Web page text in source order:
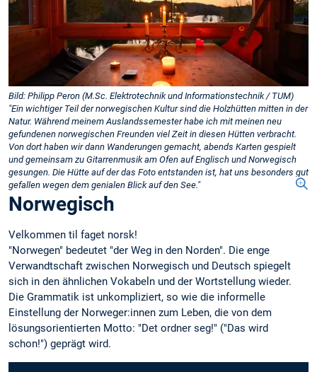
Bild: Philipp Peron (M.Sc. Elektrotechnik und Informationstechnik / TUM)
"Ein wichtiger Teil der norwegischen Kultur sind die Holzhütten mitten in der
Natur. Während meinem Auslandssemester habe ich mit meinen neu
gefundenen norwegischen Freunden viel Zeit in diesen Hütten verbracht.
Von dort haben wir dann Wanderungen gemacht, abends Karten gespielt
und gemeinsam zu Gitarrenmusik am Ofen auf Englisch und Norwegisch
gesungen. Die Hütte auf der das Foto entstanden ist, hat uns besonders gut
gefallen wegen dem genialen Blick auf den See."
Norwegisch
Velkommen til faget norsk!
"Norwegen" bedeutet "der Weg in den Norden". Die enge
Verwandtschaft zwischen Norwegisch und Deutsch spiegelt
sich in den ähnlichen Vokabeln und der Wortstellung wieder.
Die Grammatik ist unkompliziert, so wie die informelle
Einstellung der Norweger:innen zum Leben, die von dem
lösungsorientierten Motto: "Det ordner seg!" ("Das wird
schon!") geprägt wird.